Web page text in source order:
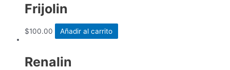
Frijolin
$100.00 Añadir al carrito
Renalin